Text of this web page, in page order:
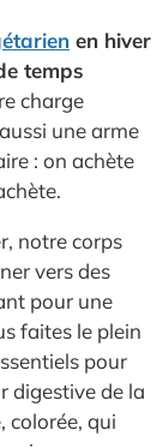
en hiver
temps
charge
une arme
: on achète
notre corps
vers des
pour une
faites le plein
pour
digestive de la
colorée, qui